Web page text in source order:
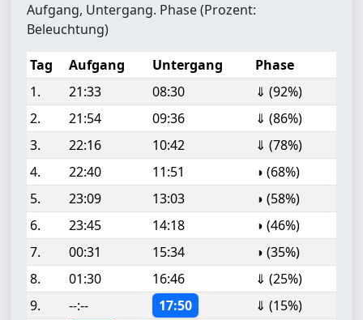
Aufgang, Untergang. Phase (Prozent:
Beleuchtung)
Tag
Aufgang Untergang
Phase
1.
21:33 08:30
⇓ (92%)
2.
21:54 09:36
⇓ (86%)
3.
22:16 10:42
⇓ (78%)
4.
22:40 11:51
◑ (68%)
5.
23:09 13:03
◑ (58%)
6.
23:45 14:18
◑ (46%)
7.
00:31 15:34
◑ (35%)
8.
01:30 16:46
⇓ (25%)
9.
--:-- 17:50
⇓ (15%)